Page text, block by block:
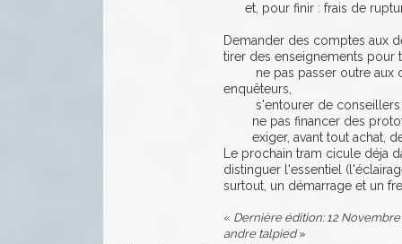
et, pour finir : frais de
Demander des comptes aux
tirer des enseignements pour
ne pas passer outre aux
enquêteurs,
s'entourer de conseillers
ne pas financer des
exiger, avant tout achat,
Le prochain tram cicule déja
distinguer l'essentiel
surtout, un démarrage et un
« Dernière édition: 12 Novembre
andre talpied»